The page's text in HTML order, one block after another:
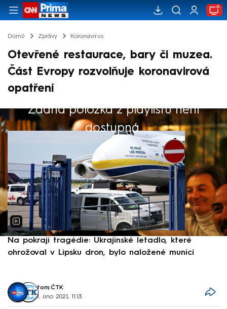
Domů Zprávy Koronavirus
Otevřené restaurace, bary či muzea.
Část Evropy rozvolňuje koronavirová
opatření
Žádná položka z playlistu není
dostupná.
Výběr redakce
Na pokraji tragédie: Ukrajinské letadlo, které
ohrožoval v Lipsku dron, bylo naložené municí
tom, ČTK
1. úno 2021, 11:13